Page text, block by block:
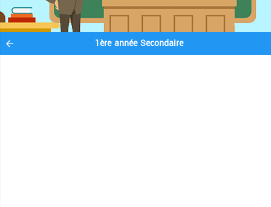
1ère année Secondaire